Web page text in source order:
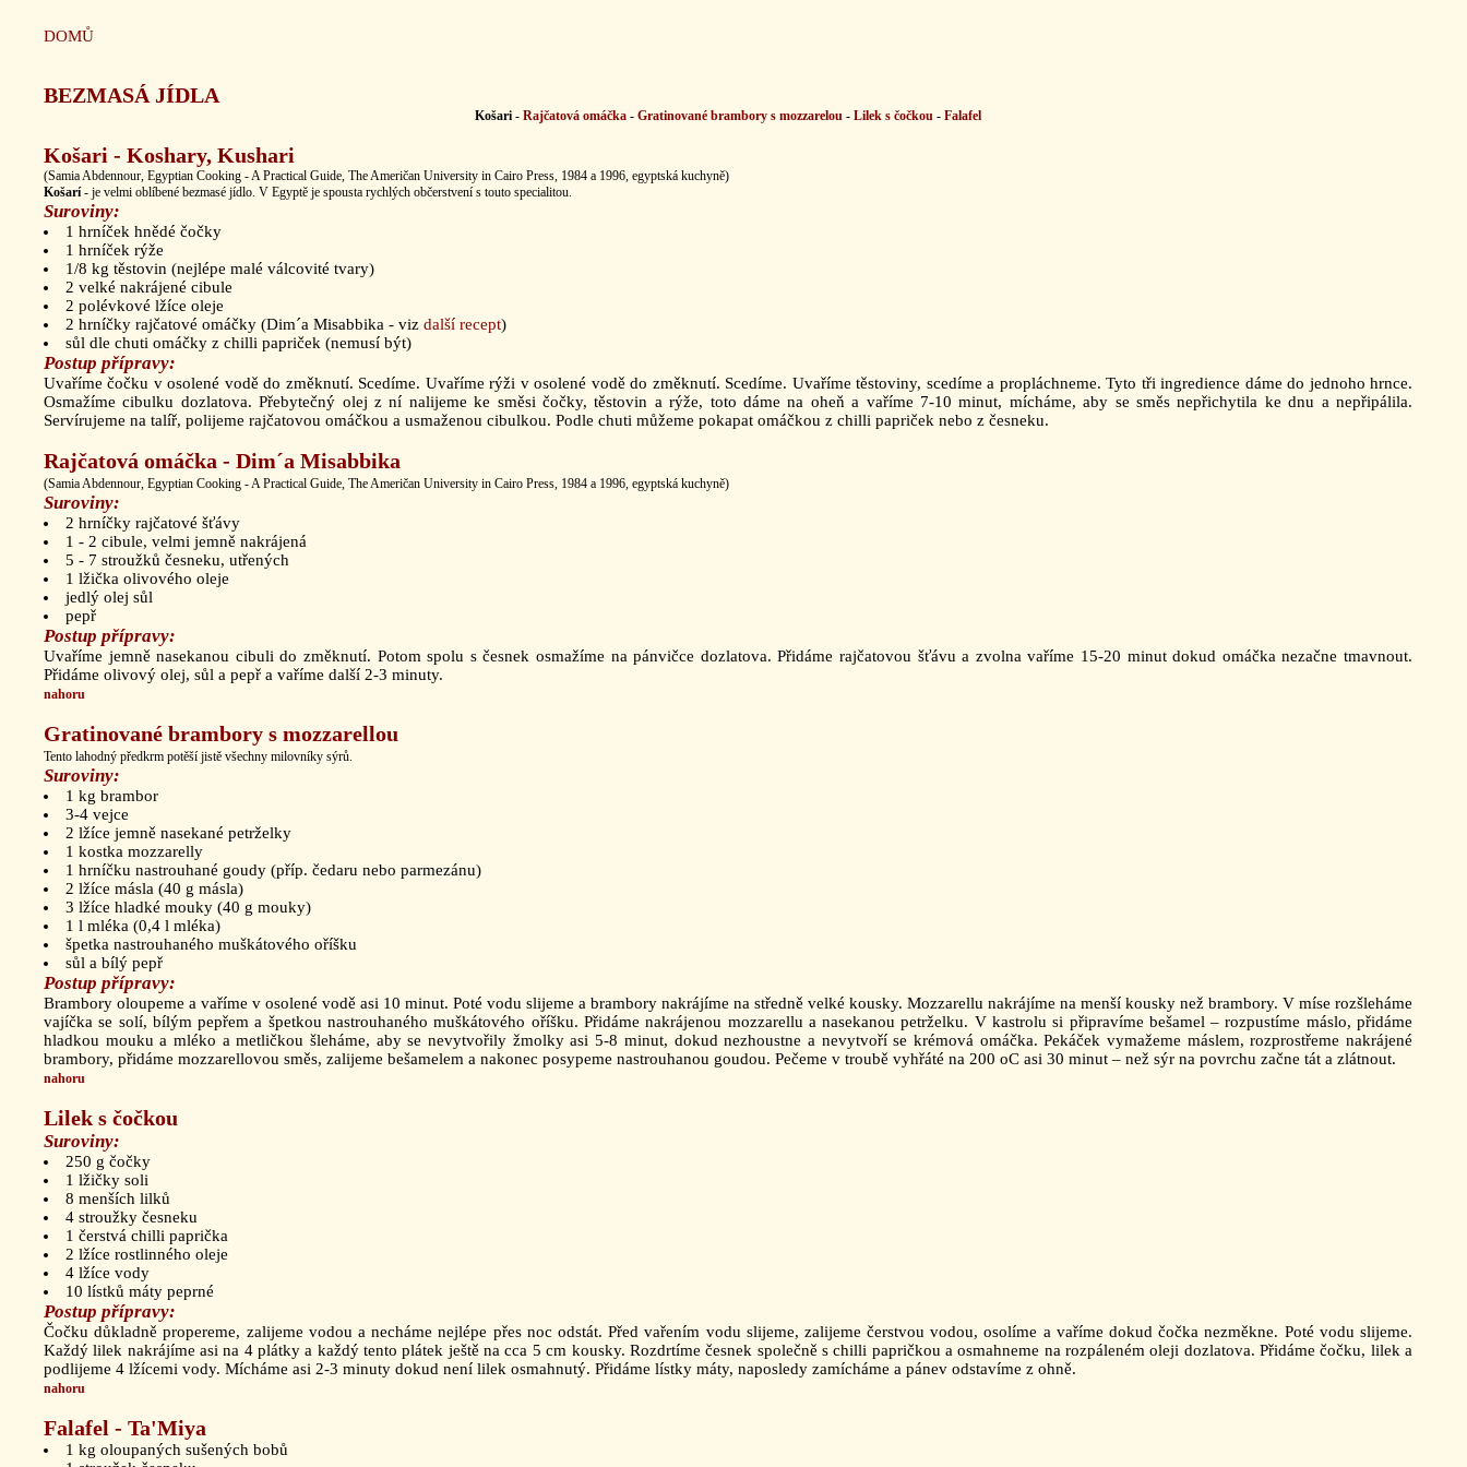
DOMŮ
BEZMASÁ JÍDLA
Košari - Rajčatová omáčka - Gratinované brambory s mozzarelou - Lilek s čočkou - Falafel
Košari - Koshary, Kushari
(Samia Abdennour, Egyptian Cooking - A Practical Guide, The Američan University in Cairo Press, 1984 a 1996, egyptská kuchyně)
Košarí- je velmi oblíbené bezmasé jídlo. V Egyptě je spousta rychlých občerstvení s touto specialitou.
Suroviny:
1 hrníček hnědé čočky
1 hrníček rýže
1/8 kg těstovin (nejlépe malé válcovité tvary)
2 velké nakrájené cibule
2 polévkové lžíce oleje
2 hrníčky rajčatové omáčky (Dim´a Misabbika - viz další recept)
sůl dle chuti omáčky z chilli papriček (nemusí být)
Postup přípravy:
Uvaříme čočku v osolené vodě do změknutí. Scedíme. Uvaříme rýži v osolené vodě do změknutí. Scedíme. Uvaříme těstoviny, scedíme a propláchneme. Tyto tři ingredience dáme do jednoho hrnce.
Osmažíme cibulku dozlatova. Přebytečný olej z ní nalijeme ke směsi čočky, těstovin a rýže, toto dáme na oheň a vaříme 7-10 minut, mícháme, aby se směs nepřichytila ke dnu a nepřipálila.
Servírujeme na talíř, polijeme rajčatovou omáčkou a usmaženou cibulkou. Podle chuti můžeme pokapat omáčkou z chilli papriček nebo z česneku.
Rajčatová omáčka - Dim´a Misabbika
(Samia Abdennour, Egyptian Cooking - A Practical Guide, The Američan University in Cairo Press, 1984 a 1996, egyptská kuchyně)
Suroviny:
2 hrníčky rajčatové šťávy
1 - 2 cibule, velmi jemně nakrájená
5 - 7 stroužků česneku, utřených
1 lžička olivového oleje
jedlý olej sůl
pepř
Postup přípravy:
Uvaříme jemně nasekanou cibuli do změknutí. Potom spolu s česnek osmažíme na pánvičce dozlatova. Přidáme rajčatovou šťávu a zvolna vaříme 15-20 minut dokud omáčka nezačne tmavnout.
Přidáme olivový olej, sůl a pepř a vaříme další 2-3 minuty.
nahoru
Gratinované brambory s mozzarellou
Tento lahodný předkrm potěší jistě všechny milovníky sýrů.
Suroviny:
1 kg brambor
3-4 vejce
2 lžíce jemně nasekané petrželky
1 kostka mozzarelly
1 hrníčku nastrouhané goudy (příp. čedaru nebo parmezánu)
2 lžíce másla (40 g másla)
3 lžíce hladké mouky (40 g mouky)
1 l mléka (0,4 l mléka)
špetka nastrouhaného muškátového oříšku
sůl a bílý pepř
Postup přípravy:
Brambory oloupeme a vaříme v osolené vodě asi 10 minut. Poté vodu slijeme a brambory nakrájíme na středně velké kousky. Mozzarellu nakrájíme na menší kousky než brambory. V míse rozšleháme
vajíčka se solí, bílým pepřem a špetkou nastrouhaného muškátového oříšku. Přidáme nakrájenou mozzarellu a nasekanou petrželku. V kastrolu si připravíme bešamel – rozpustíme máslo, přidáme
hladkou mouku a mléko a metličkou šleháme, aby se nevytvořily žmolky asi 5-8 minut, dokud nezhoustne a nevytvoří se krémová omáčka. Pekáček vymažeme máslem, rozprostřeme nakrájené
brambory, přidáme mozzarellovou směs, zalijeme bešamelem a nakonec posypeme nastrouhanou goudou. Pečeme v troubě vyhřáté na 200 oC asi 30 minut – než sýr na povrchu začne tát a zlátnout.
nahoru
Lilek s čočkou
Suroviny:
250 g čočky
1 lžičky soli
8 menších lilků
4 stroužky česneku
1 čerstvá chilli paprička
2 lžíce rostlinného oleje
4 lžíce vody
10 lístků máty peprné
Postup přípravy:
Čočku důkladně propereme, zalijeme vodou a necháme nejlépe přes noc odstát. Před vařením vodu slijeme, zalijeme čerstvou vodou, osolíme a vaříme dokud čočka nezměkne. Poté vodu slijeme.
Každý lilek nakrájíme asi na 4 plátky a každý tento plátek ještě na cca 5 cm kousky. Rozdrtíme česnek společně s chilli papričkou a osmahneme na rozpáleném oleji dozlatova. Přidáme čočku, lilek a
podlijeme 4 lžícemi vody. Mícháme asi 2-3 minuty dokud není lilek osmahnutý. Přidáme lístky máty, naposledy zamícháme a pánev odstavíme z ohně.
nahoru
Falafel - Ta'Miya
1 kg oloupaných sušených bobů